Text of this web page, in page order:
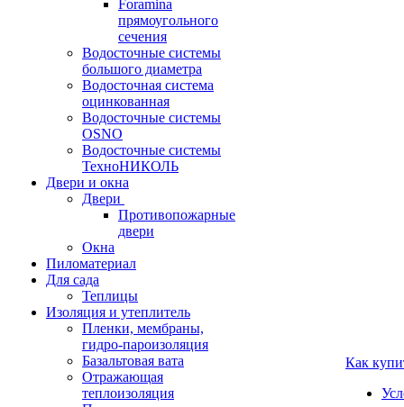
Foramina
прямоугольного
сечения
Водосточные системы
большого диаметра
Водосточная система
оцинкованная
Водосточные системы
OSNO
Водосточные системы
ТехноНИКОЛЬ
Двери и окна
Двери
Противопожарные
двери
Окна
Пиломатериал
Для сада
Теплицы
Изоляция и утеплитель
Пленки, мембраны,
гидро-пароизоляция
Базальтовая вата
Отражающая
теплоизоляция
Как